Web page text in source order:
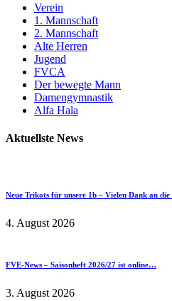
Verein
1. Mannschaft
2. Mannschaft
Alte Herren
Jugend
FVCA
Der bewegte Mann
Damengymnastik
Alfa Hala
Aktuellste News
Neue Trikots für unsere 1b – Vielen Dank an
4. August 2026
FVE-News – Saisonheft 2026/27 ist online…
3. August 2026